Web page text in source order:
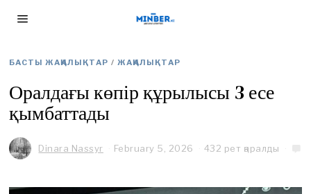
БАСТЫ ЖАҢАЛЫҚТАР / ЖАҢАЛЫҚТАР
Оралдағы көпір құрылысы 3 есе
қымбаттады
Dinara Nassyr February 5, 2026 432 рет қаралды